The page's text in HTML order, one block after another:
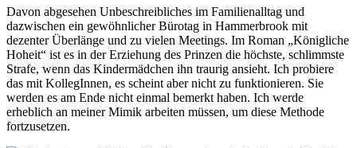
Davon abgesehen Unbeschreibliches im Familienalltag und
dazwischen ein gewöhnlicher Bürotag in Hammerbrook mit
dezenter Überlänge und zu vielen Meetings. Im Roman „Königliche
Hoheit“ ist es in der Erziehung des Prinzen die höchste, schlimmste
Strafe, wenn das Kindermädchen ihn traurig ansieht. Ich probiere
das mit KollegInnen, es scheint aber nicht zu funktionieren. Sie
werden es am Ende nicht einmal bemerkt haben. Ich werde
erheblich an meiner Mimik arbeiten müssen, um diese Methode
fortzusetzen.